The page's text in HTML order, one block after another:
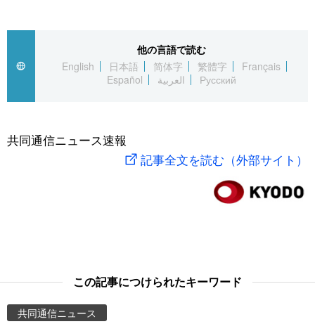
العربية
社会
旅と暮らし
社会
文化
科学・技術
暮らし
お知らせ
他の言語で読む
English
日本語 简体字 繁體字
Français
Español
العربية Русский
共同通信ニュース速報
記事全文を読む（外部サイト）
この記事につけられたキーワード
共同通信ニュース